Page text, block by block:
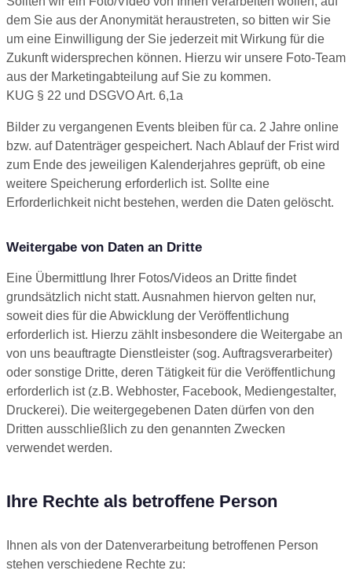
dem Sie aus der Anonymität heraustreten, so bitten wir Sie
um eine Einwilligung der Sie jederzeit mit Wirkung für die
Zukunft widersprechen können. Hierzu wir unsere Foto-Team
aus der Marketingabteilung auf Sie zu kommen.
KUG § 22 und DSGVO Art. 6,1a
Bilder zu vergangenen Events bleiben für ca. 2 Jahre online
bzw. auf Datenträger gespeichert. Nach Ablauf der Frist wird
zum Ende des jeweiligen Kalenderjahres geprüft, ob eine
weitere Speicherung erforderlich ist. Sollte eine
Erforderlichkeit nicht bestehen, werden die Daten gelöscht.
Weitergabe von Daten an Dritte
Eine Übermittlung Ihrer Fotos/Videos an Dritte findet
grundsätzlich nicht statt. Ausnahmen hiervon gelten nur,
soweit dies für die Abwicklung der Veröffentlichung
erforderlich ist. Hierzu zählt insbesondere die Weitergabe an
von uns beauftragte Dienstleister (sog. Auftragsverarbeiter)
oder sonstige Dritte, deren Tätigkeit für die Veröffentlichung
erforderlich ist (z.B. Webhoster, Facebook, Mediengestalter,
Druckerei). Die weitergegebenen Daten dürfen von den
Dritten ausschließlich zu den genannten Zwecken
verwendet werden.
Ihre Rechte als betroffene Person
Ihnen als von der Datenverarbeitung betroffenen Person
stehen verschiedene Rechte zu: